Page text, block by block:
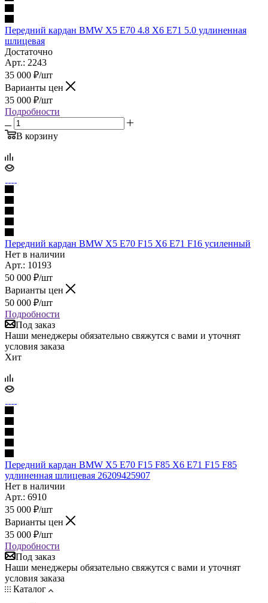
Передний кардан BMW X5 E70 4.8 X6 E71 5.0 удлиненная
шлицевая
Достаточно
Арт.: 2243
35 000 ₽/шт
Варианты цен
35 000 ₽/шт
Подробности
В корзину
Передний кардан BMW X5 E70 F15 X6 E71 F16 усиленный
Нет в наличии
Арт.: 10193
50 000 ₽/шт
Варианты цен
50 000 ₽/шт
Подробности
Под заказ
Наши менеджеры обязательно свяжутся с вами и уточнят
условия заказа
Хит
Передний кардан BMW X5 E70 F15 F85 X6 E71 F15 F85
удлиненная шлицевая 26209425907
Нет в наличии
Арт.: 6910
35 000 ₽/шт
Варианты цен
35 000 ₽/шт
Подробности
Под заказ
Наши менеджеры обязательно свяжутся с вами и уточнят
условия заказа
Каталог